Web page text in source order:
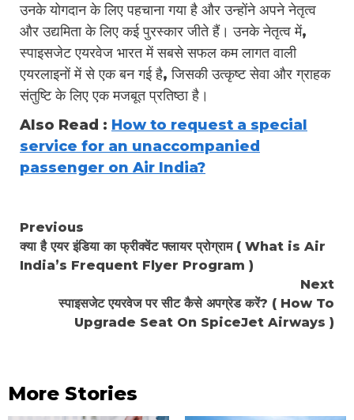
उनके योगदान के लिए पहचाना गया है और उन्होंने अपने नेतृत्व
और उद्यमिता के लिए कई पुरस्कार जीते हैं। उनके नेतृत्व में,
स्पाइसजेट एयरवेज भारत में सबसे सफल कम लागत वाली
एयरलाइनों में से एक बन गई है, जिसकी उत्कृष्ट सेवा और ग्राहक
संतुष्टि के लिए एक मजबूत प्रतिष्ठा है।
Also Read : How to request a special
service for an unaccompanied
passenger on Air India?
Continue
Reading
Previous
क्या है एयर इंडिया का फ्रीक्वेंट फ्लायर प्रोग्राम ( What is Air
India’s Frequent Flyer Program )
Next
स्पाइसजेट एयरवेज पर सीट कैसे अपग्रेड करें? ( How To
Upgrade Seat On SpiceJet Airways )
More Stories